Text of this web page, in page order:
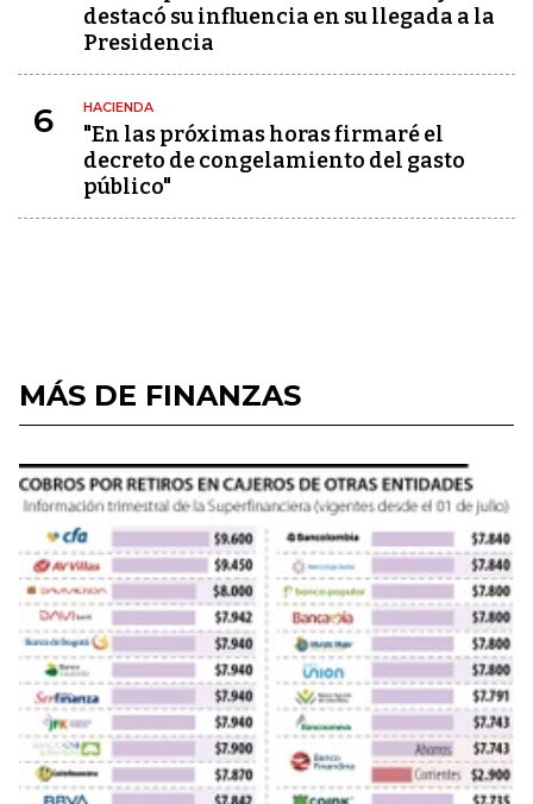
destacó su influencia en su llegada a la
Presidencia
6 HACIENDA
"En las próximas horas firmaré el
decreto de congelamiento del gasto
público"
MÁS DE FINANZAS